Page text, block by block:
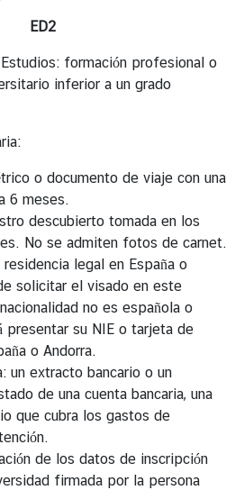
ED2
formación profesional o
inferior a un grado
o documento de viaje con una
6 meses.
descubierto tomada en los
No se admiten fotos de carnet.
legal en España o
solicitar el visado en este
no es española o
presentar su NIE o tarjeta de
o Andorra.
un extracto bancario o un
de una cuenta bancaria, una
que cubra los gastos de
de los datos de inscripción
firmada por la persona